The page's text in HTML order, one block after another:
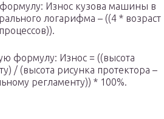
Износ кузова машины в
логарифма – ((4 * возраст
формулу: Износ = ((высота
/ (высота рисунка протектора –
регламенту)) * 100%.